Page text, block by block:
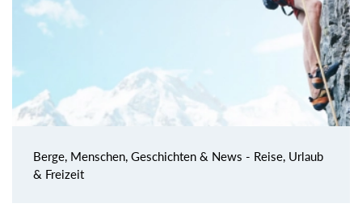
Berge, Menschen, Geschichten & News - Reise, Urlaub
& Freizeit